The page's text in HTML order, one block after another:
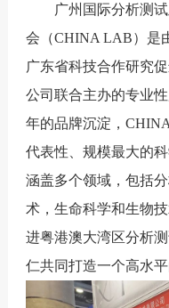
广州国际分析测
会（CHINA LAB）是
广东省科技合作研究
公司联合主办的专业
年的品牌沉淀，
代表性、规模最大的
涵盖多个领域，包括
术，生命科学和生物
进粤港澳大湾区分析
仁共同打造一个高水